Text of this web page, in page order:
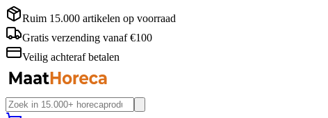
Ruim 15.000 artikelen op voorraad
Gratis verzending vanaf €100
Veilig achteraf betalen